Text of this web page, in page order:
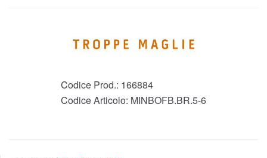
Codice Prod.: 166884
Codice Articolo: MINBOFB.BR.5-6